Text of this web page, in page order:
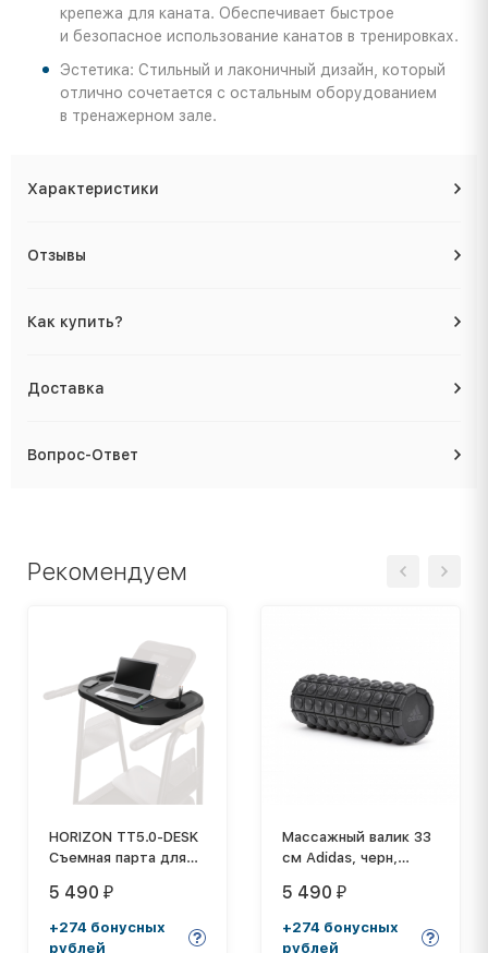
крепежа для каната. Обеспечивает быстрое
и безопасное использование канатов в тренировках.
Эстетика: Стильный и лаконичный дизайн, который
отлично сочетается с остальным оборудованием
в тренажерном зале.
Характеристики
Отзывы
Как купить?
Доставка
Вопрос-Ответ
Рекомендуем
HORIZON TT5.0-DESK
Съемная парта для
5.0
5 490 ₽
+274 бонусных
рублей
Массажный валик 33
см Adidas, черн,
5 490 ₽
+274 бонусных
рублей